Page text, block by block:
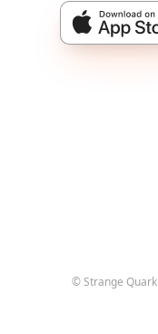
© Strange Quark